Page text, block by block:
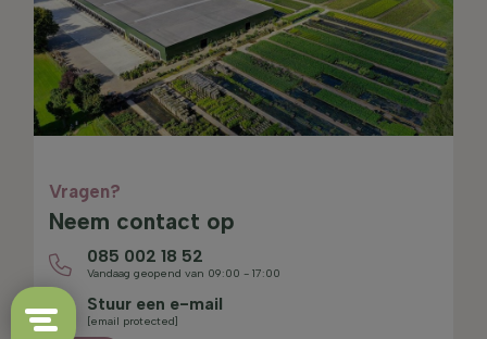
Vragen?
Neem contact op
085 002 18 52
Vandaag geopend van 09:00 - 17:00
Stuur een e-mail
[email protected]